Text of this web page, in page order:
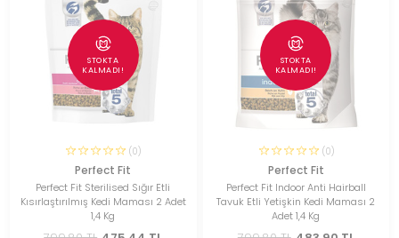
STOKTA
KALMADI!
(0)
Perfect Fit
Perfect Fit Sterilised Sığır Etli
Kısırlaştırılmış Kedi Maması 2 Adet
1,4 Kg
STOKTA
KALMADI!
(0)
Perfect Fit
Perfect Fit Indoor Anti Hairball
Tavuk Etli Yetişkin Kedi Maması 2
Adet 1,4 Kg